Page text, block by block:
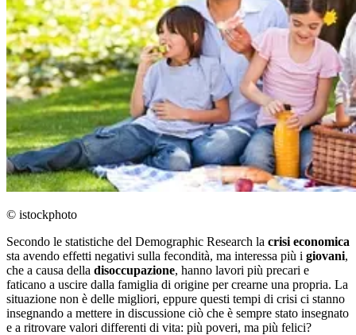
© istockphoto
Secondo le statistiche del Demographic Research la crisi economica
sta avendo effetti negativi sulla fecondità, ma interessa più i giovani,
che a causa della disoccupazione, hanno lavori più precari e
faticano a uscire dalla famiglia di origine per crearne una propria. La
situazione non è delle migliori, eppure questi tempi di crisi ci stanno
insegnando a mettere in discussione ciò che è sempre stato insegnato
e a ritrovare valori differenti di vita: più poveri, ma più felici?